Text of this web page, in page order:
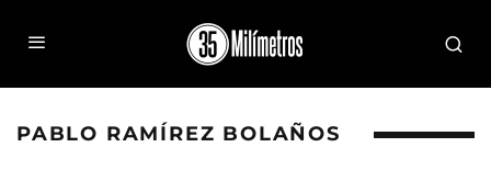
PABLO RAMÍREZ BOLAÑOS